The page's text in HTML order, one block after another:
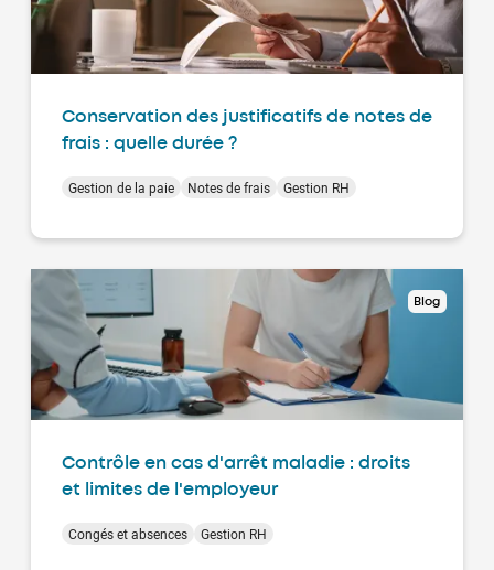
Conservation des justificatifs de notes de
frais : quelle durée ?
Gestion de la paie Notes de frais Gestion RH
Blog
Contrôle en cas d'arrêt maladie : droits
et limites de l'employeur
Congés et absences Gestion RH